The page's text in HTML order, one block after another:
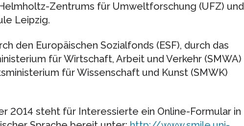
Zentrums für Umweltforschung (UFZ) und
Leipzig.
den Europäischen Sozialfonds (ESF), durch das
für Wirtschaft, Arbeit und Verkehr (SMWA)
für Wissenschaft und Kunst (SMWK)
2014 steht für Interessierte ein Online-Formular in